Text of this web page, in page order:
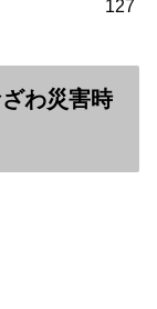
127
わ災害時